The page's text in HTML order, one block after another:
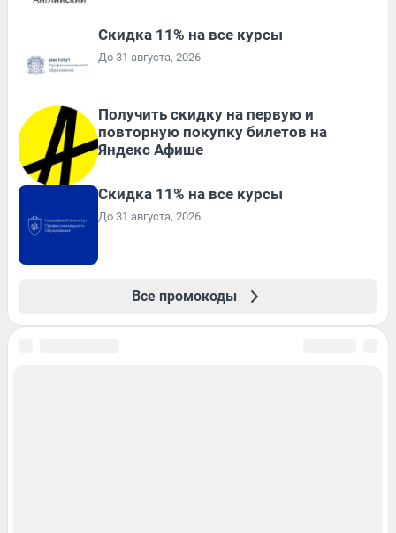
Скидка 11% на все курсы
До 31 августа, 2026
Получить скидку на первую и
повторную покупку билетов на
Яндекс Афише
Скидка 11% на все курсы
До 31 августа, 2026
Все промокоды